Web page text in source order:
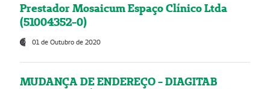
Prestador Mosaicum Espaço Clínico Ltda
(51004352-0)
01 de Outubro de 2020
MUDANÇA DE ENDEREÇO - DIAGITAB